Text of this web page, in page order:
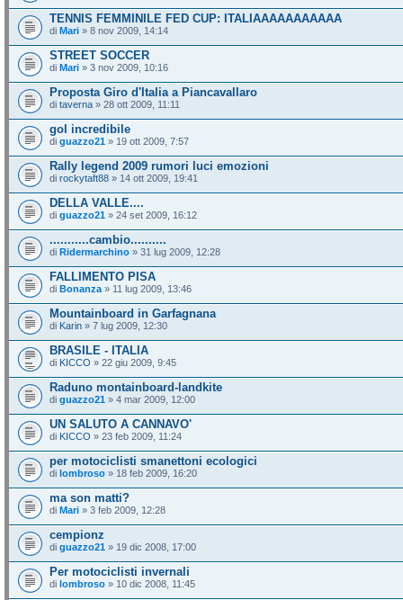
TENNIS FEMMINILE FED CUP: ITALIAAAAAAAAAAA
di Mari » 8 nov 2009, 14:14
STREET SOCCER
di Mari » 3 nov 2009, 10:16
Proposta Giro d'Italia a Piancavallaro
di taverna » 28 ott 2009, 11:11
gol incredibile
di guazzo21 » 19 ott 2009, 7:57
Rally legend 2009 rumori luci emozioni
di rockytaft88 » 14 ott 2009, 19:41
DELLA VALLE....
di guazzo21 » 24 set 2009, 16:12
...........cambio..........
di Ridermarchino » 31 lug 2009, 12:28
FALLIMENTO PISA
di Bonanza » 11 lug 2009, 13:46
Mountainboard in Garfagnana
di Karin » 7 lug 2009, 12:30
BRASILE - ITALIA
di KICCO » 22 giu 2009, 9:45
Raduno montainboard-landkite
di guazzo21 » 4 mar 2009, 12:00
UN SALUTO A CANNAVO'
di KICCO » 23 feb 2009, 11:24
per motociclisti smanettoni ecologici
di lombroso » 18 feb 2009, 16:20
ma son matti?
di Mari » 3 feb 2009, 12:28
cempionz
di guazzo21 » 19 dic 2008, 17:00
Per motociclisti invernali
di lombroso » 10 dic 2008, 11:45